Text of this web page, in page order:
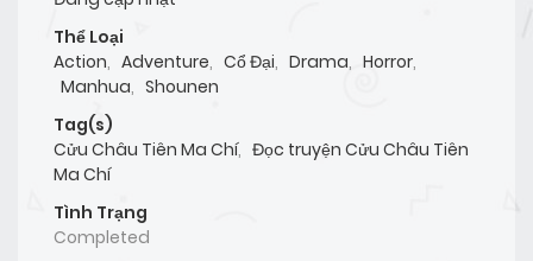
Thể Loại
Action, Adventure, Cổ Đại, Drama, Horror,
Manhua, Shounen
Tag(s)
Cửu Châu Tiên Ma Chí, Đọc truyện Cửu Châu Tiên
Ma Chí
Tình Trạng
Completed